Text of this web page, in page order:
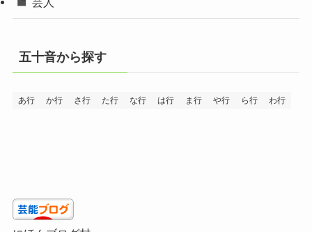
五十音から探す
あ行 か行 さ行 た行 な行 は行 ま行 や行 ら行 わ行